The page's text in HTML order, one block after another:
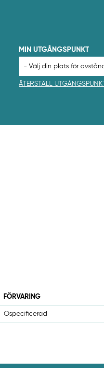
MIN UTGÅNGSPUNKT
ÅTERSTÄLL UTGÅNGSPUNKT
FÖRVARING
Ospecificerad